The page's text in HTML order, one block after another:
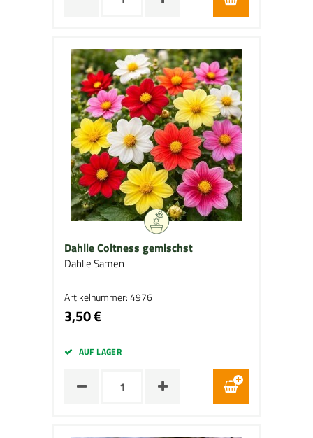
Dahlie Coltness gemischst
Dahlie Samen
Artikelnummer: 4976
3,50 €
AUF LAGER